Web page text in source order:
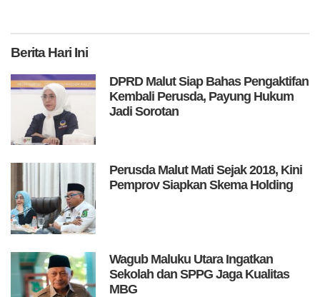
BeritaHari Ini
DPRD Malut Siap Bahas Pengaktifan
Kembali Perusda, Payung Hukum
Jadi Sorotan
Perusda Malut Mati Sejak 2018, Kini
Pemprov Siapkan Skema Holding
Wagub Maluku Utara Ingatkan
Sekolah dan SPPG Jaga Kualitas
MBG